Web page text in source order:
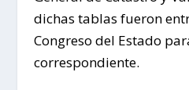
dichas tablas fueron
Congreso del Estado
correspondiente.